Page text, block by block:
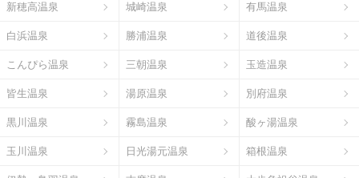
新穂高温泉 城崎温泉 有馬温泉
白浜温泉 勝浦温泉 道後温泉
こんぴら温泉 三朝温泉 玉造温泉
皆生温泉 湯原温泉 別府温泉
黒川温泉 霧島温泉 酸ヶ湯温泉
玉川温泉 日光湯元温泉 箱根温泉